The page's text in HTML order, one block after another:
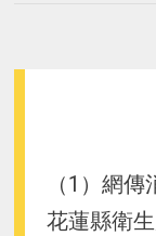
（1）網
花蓮縣衛